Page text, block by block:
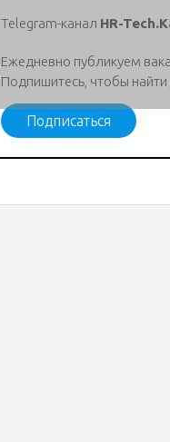
Telegram-канал HR-
Ежедневно публикуем
Подпишитесь, чтобы
Подписаться